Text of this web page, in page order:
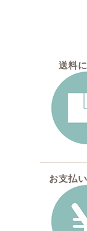
送料
お支払